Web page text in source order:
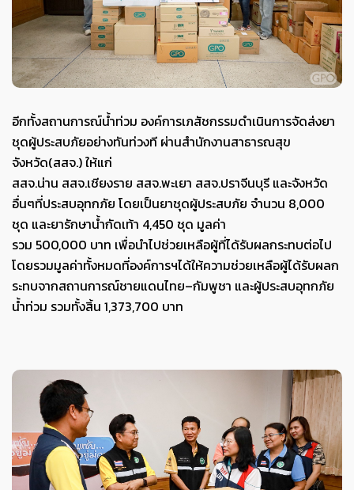
อีกทั้งสถานการณ์น้ำท่วม องค์การเภสัชกรรมดำเนินการจัดส่งยา
ชุดผู้ประสบภัยอย่างทันท่วงที ผ่านสำนักงานสาธารณสุข
จังหวัด(สสจ.)ให้แก่
สสจ.น่าน สสจ.เชียงราย สสจ.พะเยา สสจ.ปราจีนบุรี และจังหวัด
อื่นๆที่ประสบอุทกภัย โดยเป็นยาชุดผู้ประสบภัย จำนวน 8,000
ชุด และยารักษาน้ำกัดเท้า 4,450 ชุด มูลค่า
รวม 500,000 บาท เพื่อนำไปช่วยเหลือผู้ที่ได้รับผลกระทบต่อไป
โดยรวมมูลค่าทั้งหมดที่องค์การฯได้ให้ความช่วยเหลือผู้ได้รับผลก
ระทบจากสถานการณ์ชายแดนไทย–กัมพูชา และผู้ประสบอุทกภัย
น้ำท่วม รวมทั้งสิ้น 1,373,700 บาท